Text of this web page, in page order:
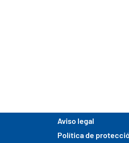
Aviso legal
Política de